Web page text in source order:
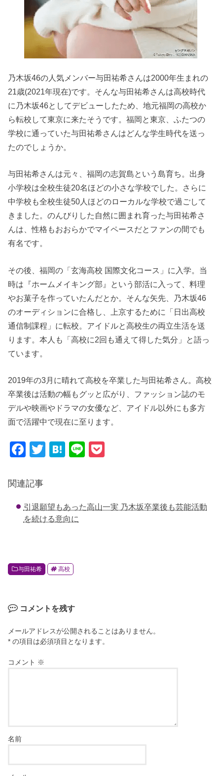
乃木坂46の人気メンバー与田祐希さんは2000年生まれの
21歳(2021年現在)です。そんな与田祐希さんは高校時代
に乃木坂46としてデビューしたため、地元福岡の高校か
ら転校して東京に来たそうです。福岡と東京、ふたつの
学校に通っていた与田祐希さんはどんな学生時代を送っ
たのでしょうか。
与田祐希さんは元々、福岡の志賀島という島育ち。出身
小学校は全校生徒20名ほどの小さな学校でした。さらに
中学校も全校生徒50人ほどのローカルな学校で過ごして
きました。のんびりした自然に囲まれ育った与田祐希さ
んは、性格もおおらかでマイペースだとファンの間でも
有名です。
その後、福岡の「玄海高校 国際文化コース」に入学。当
時は『ホームメイキング部』という部活に入って、料理
やお菓子を作っていたんだとか。そんな矢先、乃木坂46
のオーディションに合格し、上京するために「日出高校
通信制課程」に転校。アイドルと高校生の両立生活を送
ります。本人も「高校に2回も通えて得した気分」と語っ
ています。
2019年の3月に晴れて高校を卒業した与田祐希さん。高校
卒業後は活動の幅もグッと広がり、ファッション誌のモ
デルや映画やドラマの女優など、アイドル以外にも多方
面で活躍中で現在に至ります。
F
c
b
o
k
T
H
a
Li
関連記事
引退願望もあった高山一実 乃木坂卒業後も芸能活動
を続ける意向に
与田祐希 高校
コメントを残す
メールアドレスが公開されることはありません。
* の項目は必須項目となります。
コメント ※
名前